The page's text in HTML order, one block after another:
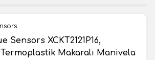
Sensors XCKT2121P16,
Termoplastik Makaralı Manivela